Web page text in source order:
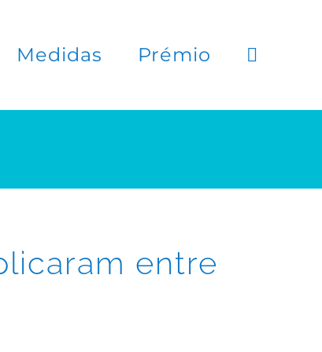
Medidas Prémio
entre